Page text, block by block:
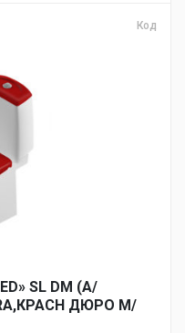
Код
SL DM (А/
ДЮРО М/